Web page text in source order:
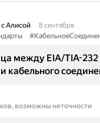
Алисой
8 сентября
между EIA/TIA-232
кабельного
возможны неточности